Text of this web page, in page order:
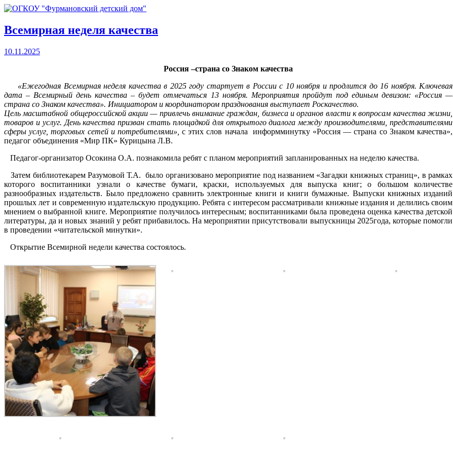
Всемирная неделя качества
10.11.2025
Россия –страна со Знаком качества
«Ежегодная Всемирная неделя качества в 2025 году стартует в России с 10 ноября и продлится до 16 ноября. Ключевая
дата – Всемирный день качества – будет отмечаться 13 ноября. Мероприятия пройдут под единым девизом: «Россия —
страна со Знаком качества». Инициатором и координатором празднования выступает Роскачество.
Цель масштабной общероссийской акции — привлечь внимание граждан, бизнеса и органов власти к вопросам качества жизни,
товаров и услуг. День качества призван стать площадкой для открытого диалога между производителями, представителями
сферы услуг, торговых сетей и потребителями»,с этих слов начала
информминутку «Россия — страна со Знаком качества»,
педагог объединения «Мир ПК» Курицына Л.В.
Педагог-организатор Осокина О.А. познакомила ребят с планом мероприятий запланированных на неделю качества.
Затем библиотекарем Разумовой Т.А. было организовано мероприятие под названием «Загадки книжных страниц», в рамках
которого воспитанники узнали о качестве бумаги, краски, используемых для выпуска книг; о большом количестве
разнообразных издательств. Было предложено сравнить электронные книги и книги бумажные. Выпуски книжных изданий
прошлых лет и современную издательскую продукцию. Ребята с интересом рассматривали книжные издания и делились своим
мнением о выбранной книге. Мероприятие получилось интересным; воспитанниками была проведена оценка качества детской
литературы, да и новых знаний у ребят прибавилось. На мероприятии присутствовали выпускницы 2025года, которые помогли
в проведении «читательской минутки».
Открытие Всемирной недели качества состоялось.